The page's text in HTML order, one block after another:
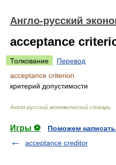
Англо-русский
acceptance
Толкование
Перевод
acceptance criterion
критерий допустимости
Англо-русский экономический словарь
Игры ⚽
Поможем
acceptance creditor